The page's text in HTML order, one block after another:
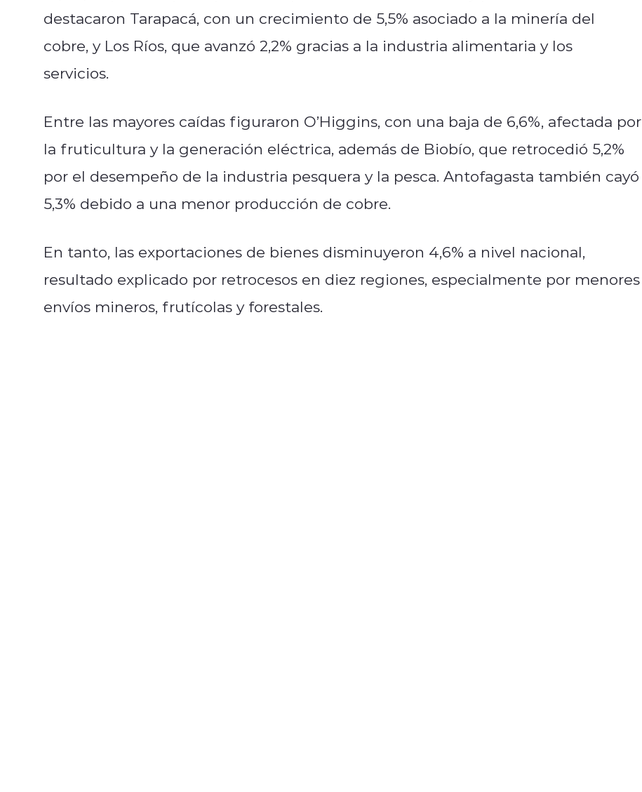
destacaron Tarapacá, con un crecimiento de 5,5% asociado a la minería del
cobre, y Los Ríos, que avanzó 2,2% gracias a la industria alimentaria y los
servicios.
Entre las mayores caídas figuraron O’Higgins, con una baja de 6,6%, afectada por
la fruticultura y la generación eléctrica, además de Biobío, que retrocedió 5,2%
por el desempeño de la industria pesquera y la pesca. Antofagasta también cayó
5,3% debido a una menor producción de cobre.
En tanto, las exportaciones de bienes disminuyeron 4,6% a nivel nacional,
resultado explicado por retrocesos en diez regiones, especialmente por menores
envíos mineros, frutícolas y forestales.